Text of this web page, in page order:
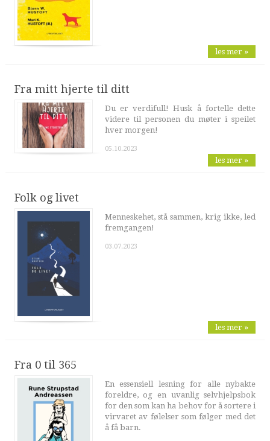
les mer »
Fra mitt hjerte til ditt
Du er verdifull! Husk å fortelle dette
videre til personen du møter i speilet
hver morgen!
05.10.2023
les mer »
Folk og livet
Menneskehet, stå sammen, krig ikke, led
fremgangen!
03.07.2023
les mer »
Fra 0 til 365
En essensiell lesning for alle nybakte
foreldre, og en uvanlig selvhjelpsbok
for den som kan ha behov for å sortere i
virvaret av følelser som følger med det
å få barn.